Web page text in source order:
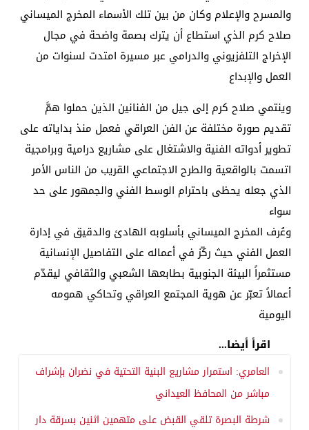
والمسرح والإعلام وكان من بين تلك الأسماء المخرج الميساني
صلاح كرم الذي استطاع أن يترك بصمة واضحة في مجال
الإخراج التلفزيوني والدرامي عبر مسيرة امتدت لسنوات من
العمل والإبداع
وينتمي صلاح كرم إلى جيل من الفنانين الذين حملوا همَّ
تقديم صورة مختلفة عن الفن العراقي فعمل منذ بداياته على
تطوير أدواته الفنية والاشتغال على مشاريع درامية وبرامجية
اتسمت بالواقعية والطرح الاجتماعي القريب من الناس الأمر
الذي جعله يحظى باحترام الوسط الفني والجمهور على حد
سواء
وعُرف المخرج الميساني بأسلوبه الهادئ والدقيق في إدارة
العمل الفني حيث ركّز في أعماله على التفاصيل الإنسانية
مستثمراً البيئة الجنوبية بطابعها الشعبي والثقافي ليقدّم
أعمالاً تعبّر عن هوية المجتمع العراقي وتحاكي همومه
اليومية
اقرأ أيضا...
العامري: استمرار مشاريع البنية التحتية في نضران بإشراف
مباشر من المحافظ العيداني
شرطة البصرة تلقي القبض على متهمين اثنين بسرقة دار